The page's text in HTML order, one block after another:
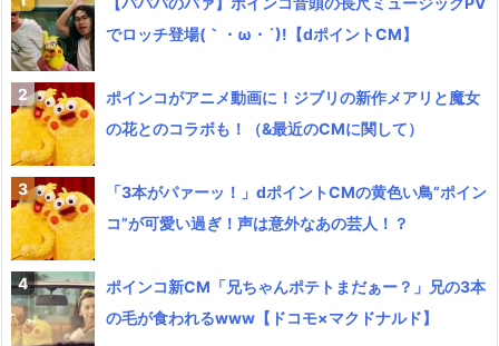
でロッチ登場(｀・ω・´)!【dポイントCM】
ポインコがアニメ動画に！ジブリの新作メアリと魔女
の花とのコラボも！（&最近のCMに関して）
「3本がパァーッ！」dポイントCMの黄色い鳥”ポイン
コ”が可愛い過ぎ！声は意外なあの芸人！？
ポインコ新CM「兄ちゃんポテトまだぁー？」兄の3本
の毛が食われるwww【ドコモ×マクドナルド】